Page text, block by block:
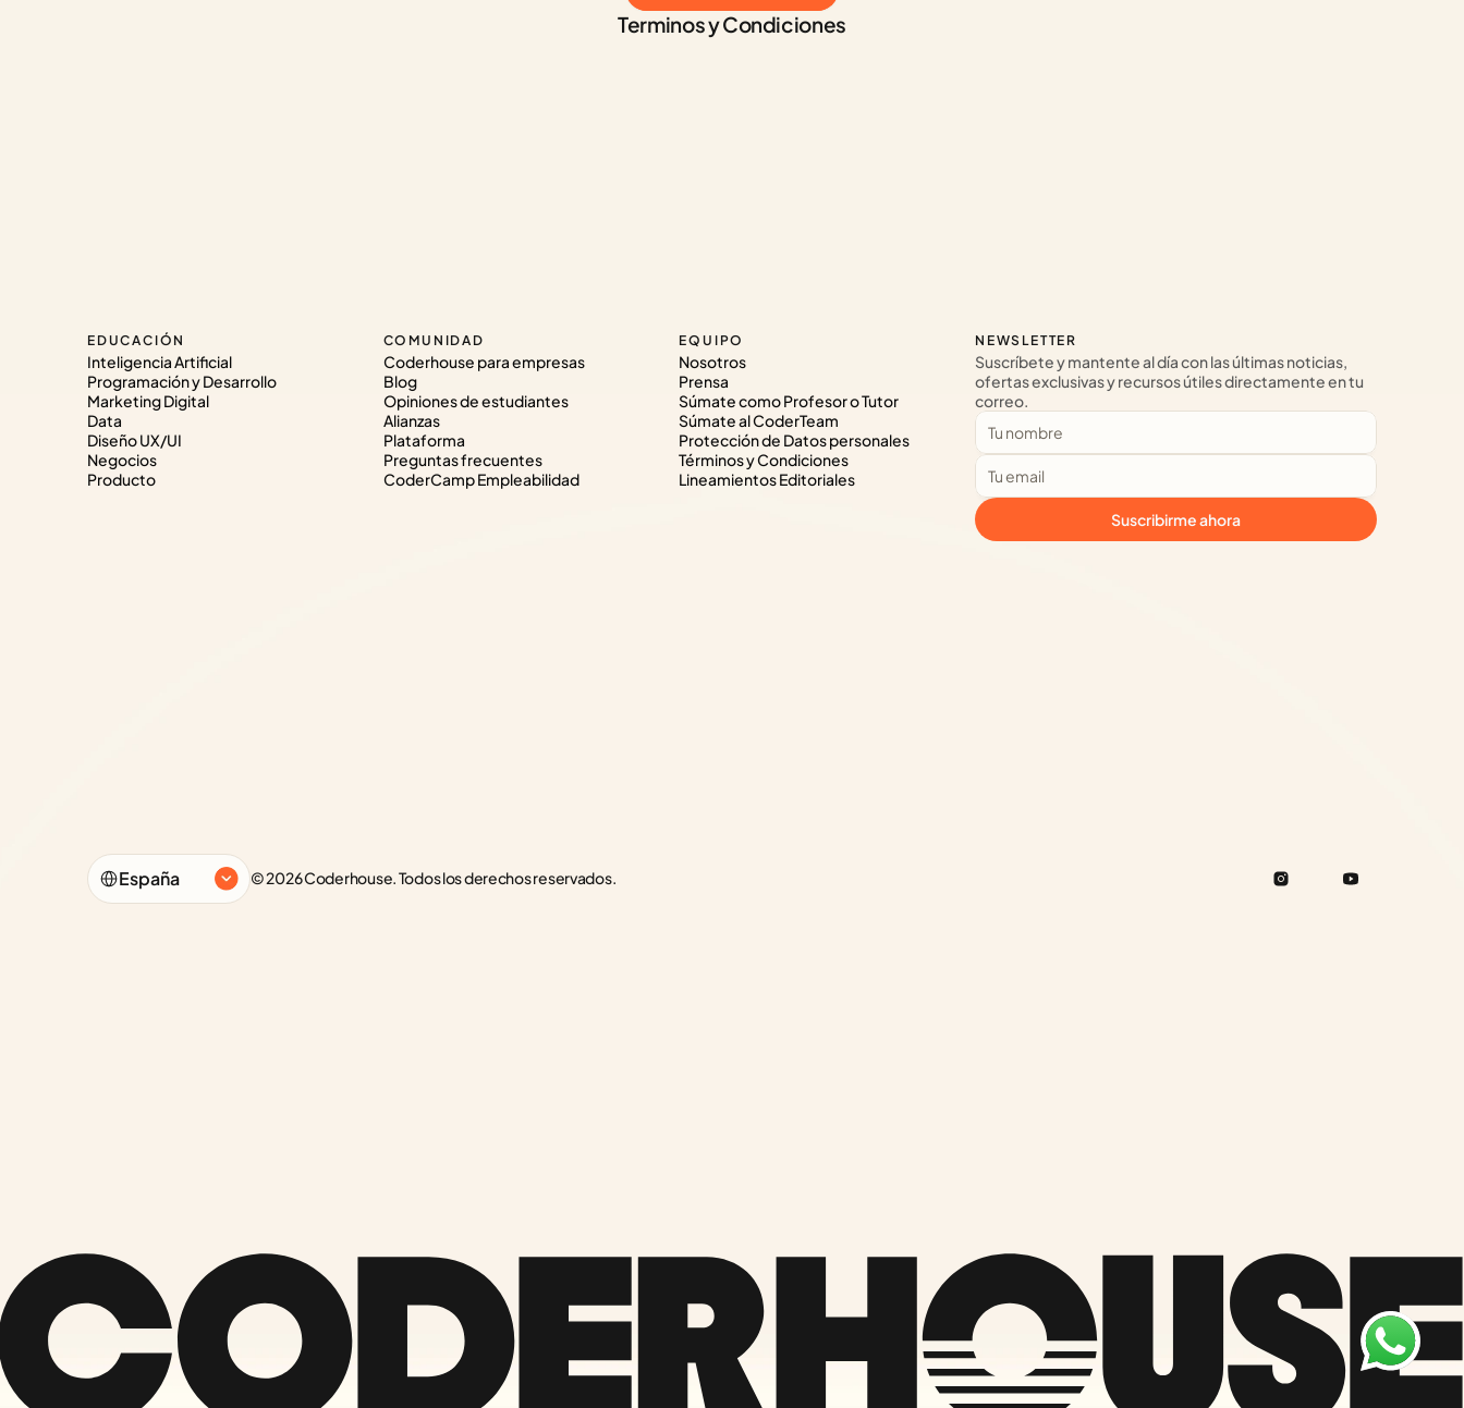
Terminos y Condiciones
EDUCACIÓN
Inteligencia Artificial
Programación y Desarrollo
Marketing Digital
Data
Diseño UX/UI
Negocios
Producto
COMUNIDAD
Coderhouse para empresas
Blog
Opiniones de estudiantes
Alianzas
Plataforma
Preguntas frecuentes
CoderCamp Empleabilidad
EQUIPO
Nosotros
Prensa
Súmate como Profesor o Tutor
Súmate al CoderTeam
Protección de Datos personales
Términos y Condiciones
Lineamientos Editoriales
NEWSLETTER
Suscríbete y mantente al día con las últimas noticias,
ofertas exclusivas y recursos útiles directamente en tu
correo.
Suscribirme ahora
Select Language
España © 2026 Coderhouse. Todos los derechos reservados.